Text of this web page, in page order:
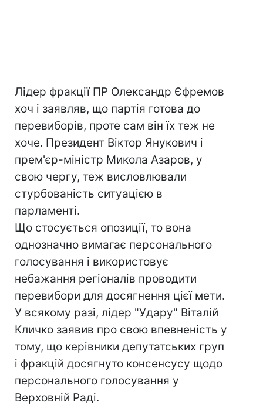
Лідер фракції ПР Олександр Єфремов
хоч і заявляв, що партія готова до
перевиборів, проте сам він їх теж не
хоче. Президент Віктор Янукович і
прем'єр-міністр Микола Азаров, у
свою чергу, теж висловлювали
стурбованість ситуацією в
парламенті.
Що стосується опозиції, то вона
однозначно вимагає персонального
голосування і використовує
небажання регіоналів проводити
перевибори для досягнення цієї мети.
У всякому разі, лідер "Удару" Віталій
Кличко заявив про свою впевненість у
тому, що керівники депутатських груп
і фракцій досягнуто консенсусу щодо
персонального голосування у
Верховній Раді.